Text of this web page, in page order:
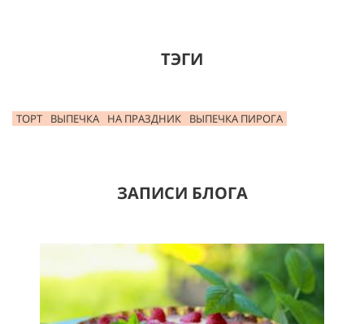
ТЭГИ
ТОРТ ВЫПЕЧКА НА ПРАЗДНИК ВЫПЕЧКА ПИРОГА
ЗАПИСИ БЛОГА